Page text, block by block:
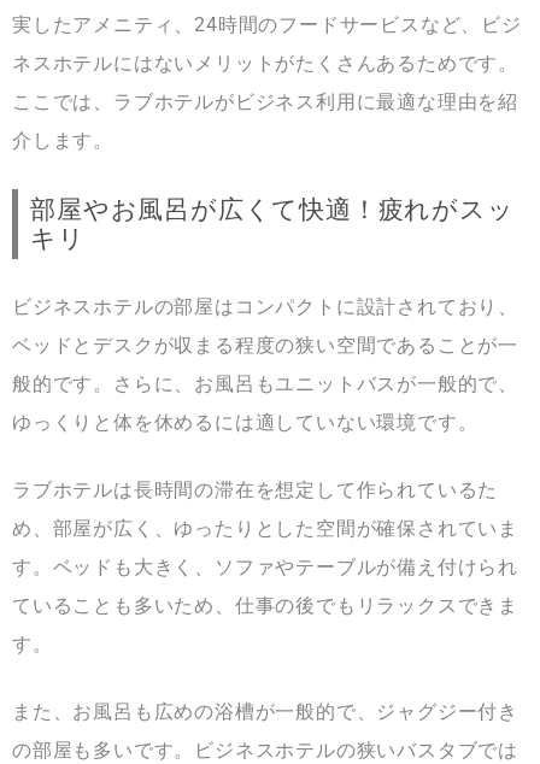
実したアメニティ、24時間のフードサービスなど、ビジ
ネスホテルにはないメリットがたくさんあるためです。
ここでは、ラブホテルがビジネス利用に最適な理由を紹
介します。
部屋やお風呂が広くて快適！疲れがスッ
キリ
ビジネスホテルの部屋はコンパクトに設計されており、
ベッドとデスクが収まる程度の狭い空間であることが一
般的です。さらに、お風呂もユニットバスが一般的で、
ゆっくりと体を休めるには適していない環境です。
ラブホテルは長時間の滞在を想定して作られているた
め、部屋が広く、ゆったりとした空間が確保されていま
す。ベッドも大きく、ソファやテーブルが備え付けられ
ていることも多いため、仕事の後でもリラックスできま
す。
また、お風呂も広めの浴槽が一般的で、ジャグジー付き
の部屋も多いです。ビジネスホテルの狭いバスタブでは